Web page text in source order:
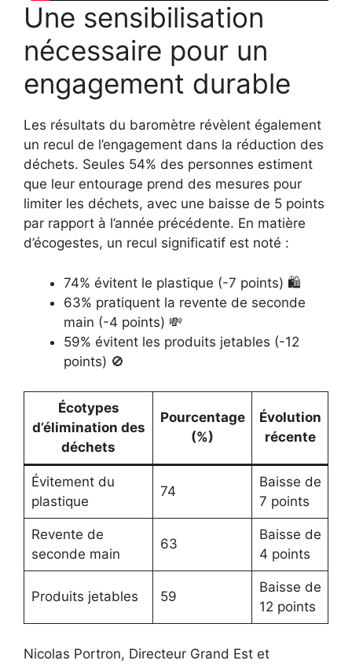
Une sensibilisation
nécessaire pour un
engagement durable
Les résultats du baromètre révèlent également
un recul de l’engagement dans la réduction des
déchets. Seules 54% des personnes estiment
que leur entourage prend des mesures pour
limiter les déchets, avec une baisse de 5 points
par rapport à l’année précédente. En matière
d’écogestes, un recul significatif est noté :
74% évitent le plastique (-7 points) 🛍️
63% pratiquent la revente de seconde
main (-4 points) 💸
59% évitent les produits jetables (-12
points) 🚫
Écotypes
d’élimination des
déchets
Pourcentage
(%)
Évolution
récente
Évitement du
plastique
74
Baisse de
7 points
Revente de
seconde main
63
Baisse de
4 points
Produits jetables 59
Baisse de
12 points
Nicolas Portron, Directeur Grand Est et